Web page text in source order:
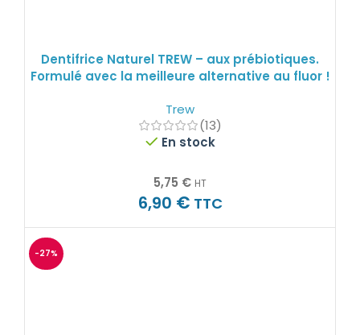
Dentifrice Naturel TREW – aux prébiotiques.
Formulé avec la meilleure alternative au fluor !
Trew
(13)
En stock
5,75 € HT
6,90 € TTC
-27%